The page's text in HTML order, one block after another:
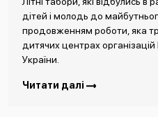
дітей і молодь до
продовженням роботи, яка
дитячих центрах організацій
України.
Читати далі